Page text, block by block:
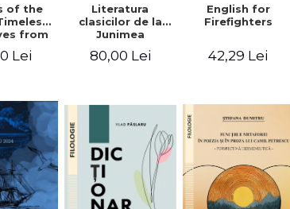
of the
from
Lei
Literatura
clasicilor de la
Junimea
80,00 Lei
English for
Firefighters
42,29 Lei